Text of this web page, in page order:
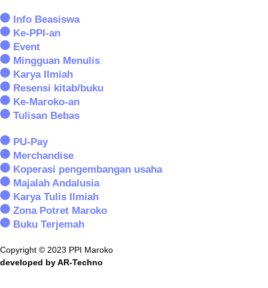
Info Beasiswa
Ke-PPI-an
Event
Mingguan Menulis
Karya Ilmiah
Resensi kitab/buku
Ke-Maroko-an
Tulisan Bebas
PU-Pay
Merchandise
Koperasi pengembangan usaha
Majalah Andalusia
Karya Tulis Ilmiah
Zona Potret Maroko
Buku Terjemah
Copyright © 2023 PPI Maroko
developed by AR-Techno